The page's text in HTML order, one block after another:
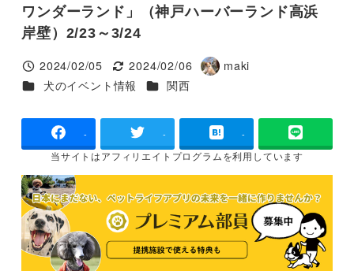
ワンダーランド」（神戸ハーバーランド高浜
岸壁）2/23～3/24
投稿日
2024/02/05
更新日
2024/02/06
著
maki
カテゴリー
犬のイベント情報 カテゴリー
関西
- - -
当サイトはアフィリエイトプログラムを利用しています